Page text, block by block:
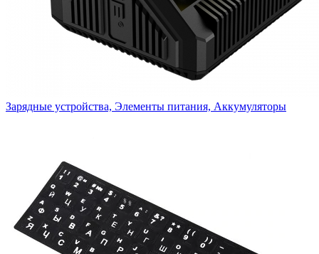
Зарядные устройства, Элементы питания, Аккумуляторы